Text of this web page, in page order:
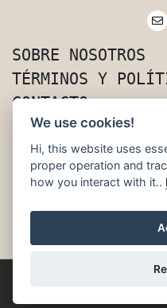
SOBRE NOSOTROS
TÉRMINOS Y
CONTACTO
Rivera 66, Uruguay.
+598 96 832 656
ottia.nails@gmail.com
@ottia.nails
We use cookies!
Hi, this website uses
proper operation and
how you interact with it..